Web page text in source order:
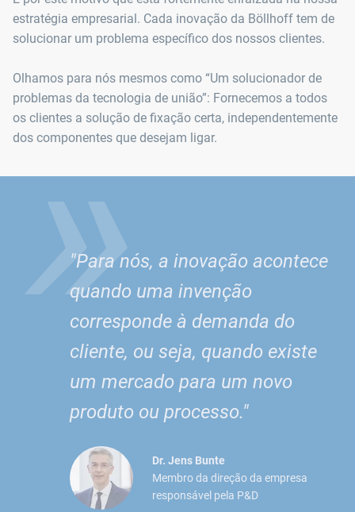
estratégia empresarial. Cada inovação da Böllhoff tem de
solucionar um problema específico dos nossos clientes.
Olhamos para nós mesmos como “Um solucionador de
problemas da tecnologia de união”: Fornecemos a todos
os clientes a solução de fixação certa, independentemente
dos componentes que desejam ligar.
"Para nós, a inovação acontece
quando uma invenção
corresponde à demanda do
cliente, ou seja, quando existe
um mercado para um novo
produto ou processo."
Dr. Jens Bunte
Membro da direção da empresa
responsável pela P&D
»